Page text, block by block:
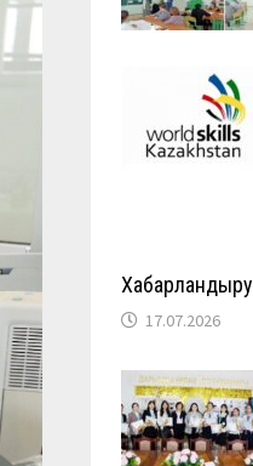
Хабарландыру
17.07.2026